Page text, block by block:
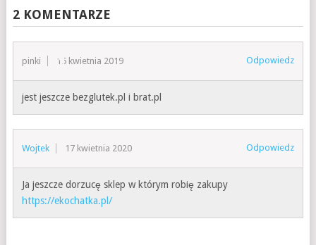
2 KOMENTARZE
pinki 15 kwietnia 2019 Odpowiedz
jest jeszcze bezglutek.pl i brat.pl
Wojtek 17 kwietnia 2020 Odpowiedz
Ja jeszcze dorzucę sklep w którym robię zakupy
https://ekochatka.pl/